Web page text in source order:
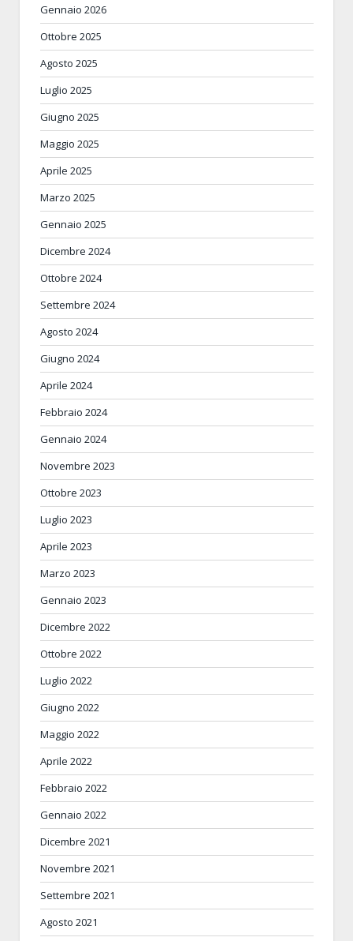
Gennaio 2026
Ottobre 2025
Agosto 2025
Luglio 2025
Giugno 2025
Maggio 2025
Aprile 2025
Marzo 2025
Gennaio 2025
Dicembre 2024
Ottobre 2024
Settembre 2024
Agosto 2024
Giugno 2024
Aprile 2024
Febbraio 2024
Gennaio 2024
Novembre 2023
Ottobre 2023
Luglio 2023
Aprile 2023
Marzo 2023
Gennaio 2023
Dicembre 2022
Ottobre 2022
Luglio 2022
Giugno 2022
Maggio 2022
Aprile 2022
Febbraio 2022
Gennaio 2022
Dicembre 2021
Novembre 2021
Settembre 2021
Agosto 2021